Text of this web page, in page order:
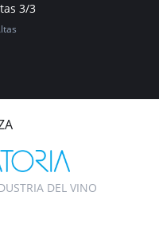
3/3
DEL VINO